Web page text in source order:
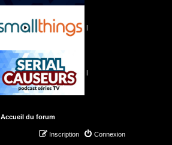
|
|
Accueil du forum
Connexion
Inscription